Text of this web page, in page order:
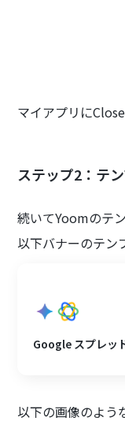
マイアプリに
ステップ2：テ
続いてYoomのテ
以下バナーのテン
Google スプレッ
以下の画像のよう